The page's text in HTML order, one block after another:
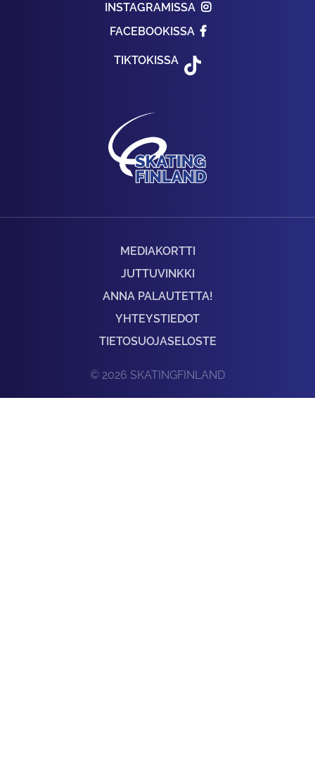
INSTAGRAMISSA
FACEBOOKISSA
TIKTOKISSA
MEDIAKORTTI
JUTTUVINKKI
ANNA PALAUTETTA!
YHTEYSTIEDOT
TIETOSUOJASELOSTE
© 2026 SKATINGFINLAND